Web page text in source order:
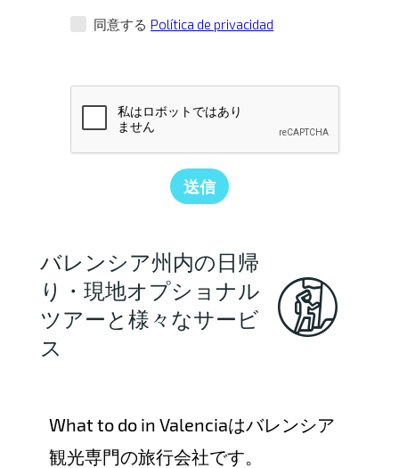
同意する Política de privacidad
送信
バレンシア州内の日帰
り・現地オプショナル
ツアーと様々なサービ
ス
What to do in Valenciaはバレンシア
観光専門の旅行会社です。